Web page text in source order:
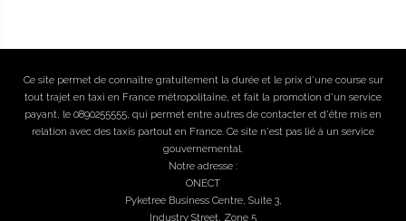
Ce site permet de connaître gratuitement la durée et le prix d'une course sur
tout trajet en taxi en France métropolitaine, et fait la promotion d'un service
payant, le 0890255555, qui permet entre autres de contacter et d'être mis en
relation avec des taxis partout en France. Ce site n'est pas lié à un service
gouvernemental.
Notre adresse :
ONECT
Pyketree Business Centre, Suite 3,
Industry Street, Zone 5